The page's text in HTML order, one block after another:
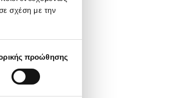
σχέση με την
προώθησης